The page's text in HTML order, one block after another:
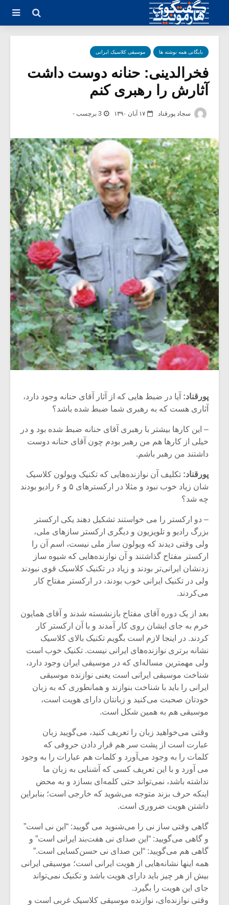
بایگانی همه نوشته ها موسیقی کلاسیک ایرانی
فخرالدینی: حنانه دوست داشت
آثارش را رهبری کنم
سجاد پورقناد ۱۷ آبان ۱۳۹۰ 3 برچسب -
پورقناد: آیا در ضبط هایی که از آثار آقای حنانه وجود دارد،
آثاری هست که به رهبری شما ضبط شده باشد؟
– این کارها بیشتر با رهبری آقای حنانه ضبط شده بود و در
خیلی از کارها هم من رهبر بودم چون آقای حنانه دوست
داشتند من رهبر باشم.
پورقناد: تکلیف آن نوازنده‌هایی که تکنیک ویولون کلاسیک
شان زیاد خوب نبود و مثلا در ارکستر‌های ۵ و ۶ رادیو بودند
چه شد؟
– دو ارکستر را می خواستند تشکیل دهند یکی ارکستر
بزرگ رادیو و تلویزیون و دیگری ارکستر ساز‌های ملی،
ولی وقتی دیدند که ویولون ساز ملی نیست، اسم آن را
ارکستر مفتاح گذاشتند و آن نوازنده‌هایی که شیوه ساز
زدنشان ایرانی‌تر بودند و زیاد در تکنیک کلاسیک قوی نبودند
ولی در تکنیک ایرانی خوب بودند، در ارکستر مفتاح کار
می‌کردند.
بعد از یک دوره آقای مفتاح بازنشسته شدند و آقای همایون
خرم به جای ایشان روی کار آمدند و با آن ارکستر کار
کردند. در اینجا لازم است بگویم تکنیک بالای کلاسیک
نشانه برتری نوازنده‌های ایرانی نیست. تکنیک خوب است
ولی مهمترین مساله‌ای که در موسیقی ایران وجود دارد،
شناخت موسیقی ایرانی است یعنی نوازنده موسیقی
ایرانی را باید با شناخت بنوازند و همانطوری که به زبان
خودتان صحبت می‌کنید و زبانتان دارای هویت است،
موسیقی هم به همین شکل است.
وقتی می‌خواهید زبان را تعریف کنید، می‌گویید زبان
عبارت است از پشت سر هم قرار دادن حروفی که
کلمات را به وجود می‌آورد و کلمات هم عبارات را به وجود
می آورد و با این تعریف کسی که آشنایی به زبان ما
نداشته باشد، نمی‌تواند حتی کلمه‌ای بسازد و به محض
اینکه حرف بزند متوجه می‌شوید که خارجی است؛ بنابراین
داشتن هویت ضروری است.
گاهی وقتی ساز نی را می‌شنوید می گویید: “این نی است”
و گاهی می‌گویید: “این صدای نی هفت‌بند ایرانی‌ است” و
گاهی هم می‌گویید: “این صدای نی حسن‌کسایی ا‌ست.”
همه اینها نشانه‌هایی از هویت ایرانی‌ است؛ موسیقی ایرانی
بیش از هر چیز باید دارای هویت باشد و تکنیک نمی‌تواند
جای این هویت را بگیرد.
وقتی نوازنده‌ای، نوازنده موسیقی کلاسیک غربی است و
میکلوش روژا
یادداشتی بر موسیقی
متن فیلم «متری
شیش و نیم»
مشهورترین باشی،
موریس ژار
دوره
موسیقی